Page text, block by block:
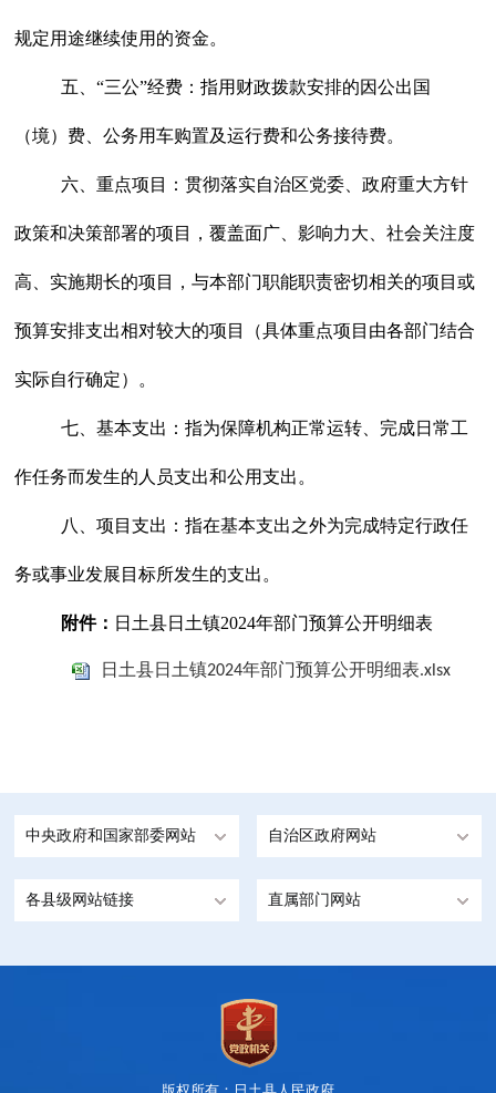
规定用途继续使用的资金。
五、“三公”经费 ：指用财政拨款安排的因公出国
（境）费、公务用车购置及运行费和公务接待费。
六、重点项目：贯彻落实自治区党委、政府重大方针
政策和决策部署的项目，覆盖面广、影响力大、社会关注度
高、实施期长的项目，与本部门职能职责密切相关的项目或
预算安排支出相对较大的项目（具体重点项目由各部门结合
实际自行确定）。
七、基本支出：指为保障机构正常运转、完成日常工
作任务而发生的人员支出和公用支出。
八、项目支出：指在基本支出之外为完成特定行政任
务或事业发展目标所发生的支出。
附件： 日土县日土镇2024年部门预算公开明细表
日土县日土镇2024年部门预算公开明细表.xlsx
中央政府和国家部委网站 自治区政府网站
各县级网站链接 直属部门网站